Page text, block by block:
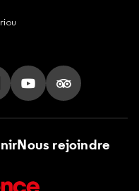
Tik Tok
sur X
nous sur LinkedIn
Suivez nous sur
Suivez nous
Nous rejoindre